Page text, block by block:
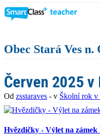
Obec Stará Ves n.
Červen 2025 v
Od zsstaraves - v Školní rok v
Hvězdičky - Výlet na